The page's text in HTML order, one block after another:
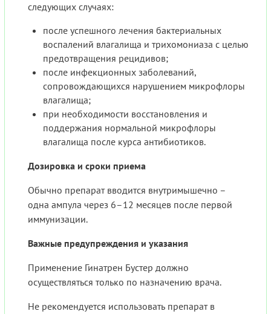
следующих случаях:
после успешного лечения бактериальных
воспалений влагалища и трихомониаза с целью
предотвращения рецидивов;
после инфекционных заболеваний,
сопровождающихся нарушением микрофлоры
влагалища;
при необходимости восстановления и
поддержания нормальной микрофлоры
влагалища после курса антибиотиков.
Дозировка и сроки приема
Обычно препарат вводится внутримышечно –
одна ампула через 6–12 месяцев после первой
иммунизации.
Важные предупреждения и указания
Применение Гинатрен Бустер должно
осуществляться только по назначению врача.
Не рекомендуется использовать препарат в